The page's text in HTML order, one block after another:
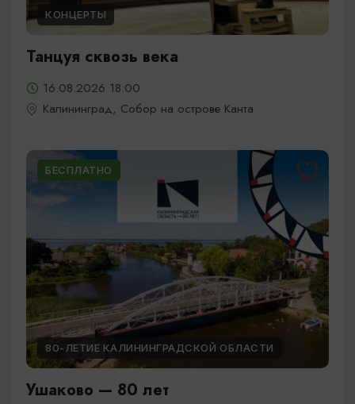
КОНЦЕРТЫ
Танцуя сквозь века
16.08.2026 18:00
Калининград, Собор на острове Канта
БЕСПЛАТНО
80-ЛЕТИЕ КАЛИНИНГРАДСКОЙ ОБЛАСТИ
Ушаково — 80 лет